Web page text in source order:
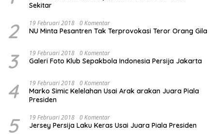
Sekitar
2 19 Februari 2018 0 Komentar
NU Minta Pesantren Tak Terprovokasi Teror Orang Gila
3 19 Februari 2018 0 Komentar
Galeri Foto Klub Sepakbola Indonesia Persija Jakarta
4 19 Februari 2018 0 Komentar
Marko Simic Kelelahan Usai Arak arakan Juara Piala
Presiden
5 19 Februari 2018 0 Komentar
Jersey Persija Laku Keras Usai Juara Piala Presiden